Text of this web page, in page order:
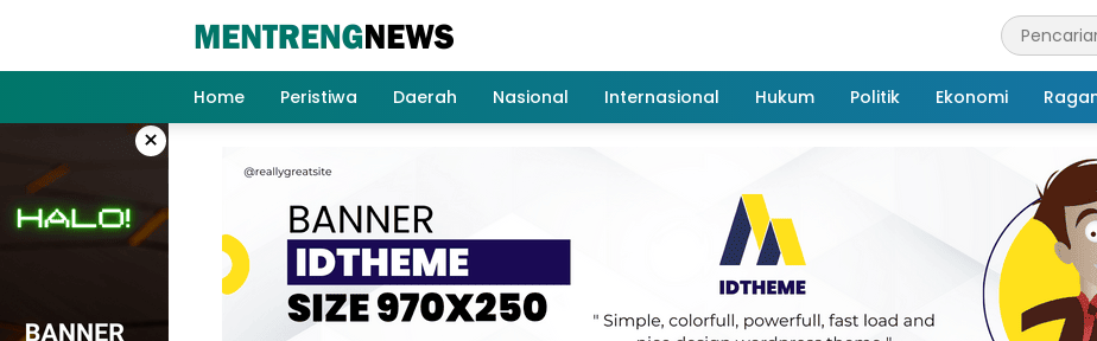
Home
Peristiwa Daerah Nasional Internasional Hukum Politik Ekonomi
×